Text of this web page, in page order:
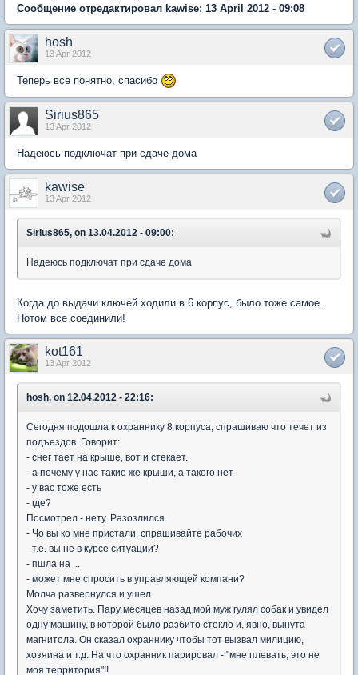
Сообщение отредактировал kawise: 13 April 2012 - 09:08
hosh
13 Apr 2012
Теперь все понятно, спасибо
Sirius865
13 Apr 2012
Надеюсь подключат при сдаче дома
kawise
13 Apr 2012
Sirius865, on 13.04.2012 - 09:00:
Надеюсь подключат при сдаче дома
Когда до выдачи ключей ходили в 6 корпус, было тоже самое.
Потом все соединили!
kot161
13 Apr 2012
hosh, on 12.04.2012 - 22:16:
Сегодня подошла к охраннику 8 корпуса, спрашиваю что течет из
подъездов. Говорит:
- снег тает на крыше, вот и стекает.
- а почему у нас такие же крыши, а такого нет
- у вас тоже есть
- где?
Посмотрел - нету. Разозлился.
- Чо вы ко мне пристали, спрашивайте рабочих
- т.е. вы не в курсе ситуации?
- пшла на ...
- может мне спросить в управляющей компани?
Молча развернулся и ушел.
Хочу заметить. Пару месяцев назад мой муж гулял собак и увидел
одну машину, в которой было разбито стекло и, явно, вынута
магнитола. Он сказал охраннику чтобы тот вызвал милицию,
хозяина и т.д. На что охранник парировал - "мне плевать, это не
моя территория"!!